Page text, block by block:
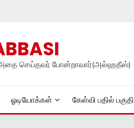
அதை செய்தவர் போன்றாவார்(அல்ஹதீஸ்)
ஓடியோக்கள் கேள்வி பதில் பகுதி